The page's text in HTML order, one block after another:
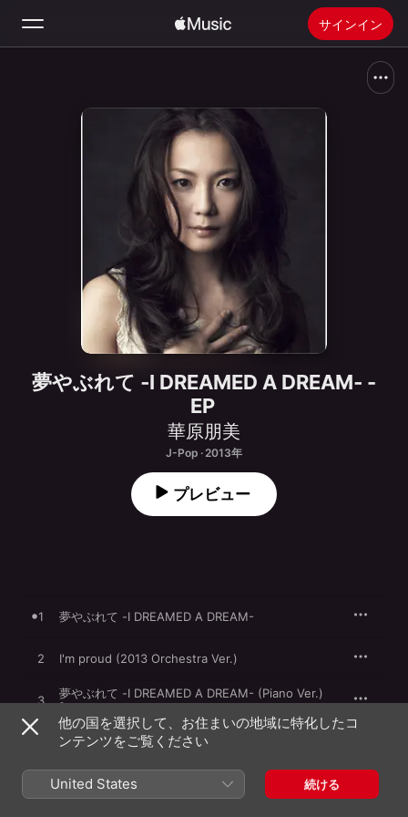
サインイン
Apple Musicをインストール
夢やぶれて ‐I DREAMED A DREAM‐ -
EP
華原朋美
J-Pop · 2013年
プレビュー
1 夢やぶれて -I DREAMED A DREAM-
2 I'm proud (2013 Orchestra Ver.)
3
夢やぶれて -I DREAMED A DREAM- (Piano Ver.)
[Piano Ver.]
夢やぶれて -I DREAMED A DREAM-
(Instrumental) [Instrumental]
I’m proud -2013 Orchestra Ver.- (Instrumental)
[2013 Orchestra Ver.- (Instrumental)]
他の国を選択して、お住まいの地域に特化したコ
ンテンツをご覧ください
United States 続ける